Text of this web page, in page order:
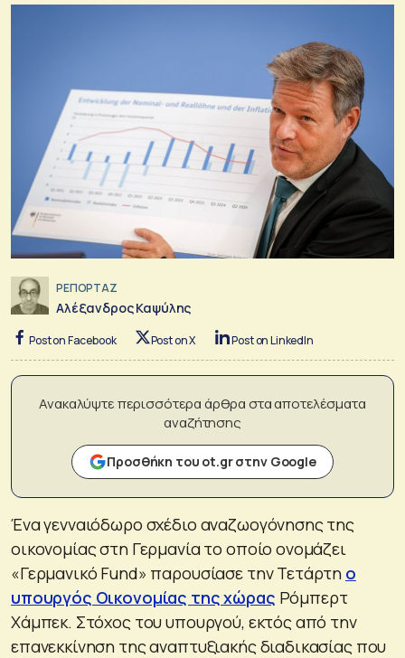
ΡΕΠΟΡΤΑΖ
Αλέξανδρος Καψύλης
Post on Facebook Post on X Post on LinkedIn
Ανακαλύψτε περισσότερα άρθρα στα αποτελέσματα
αναζήτησης
Προσθήκη του ot.gr στην Google
Ένα γενναιόδωρο σχέδιο αναζωογόνησης της
οικονομίας στη Γερμανία το οποίο ονομάζει
«Γερμανικό Fund» παρουσίασε την Τετάρτη ο
υπουργός Οικονομίας της χώρας Ρόμπερτ
Χάμπεκ. Στόχος του υπουργού, εκτός από την
επανεκκίνηση της αναπτυξιακής διαδικασίας που